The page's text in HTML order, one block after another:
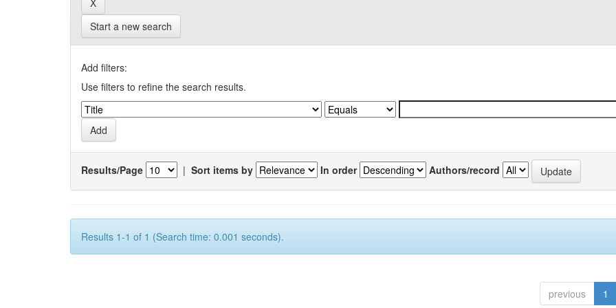
Start a new search
Add filters:
Use filters to refine the search results.
Results/Page | Sort items by In order Authors/record
Results 1-1 of 1 (Search time: 0.001 seconds).
previous 1